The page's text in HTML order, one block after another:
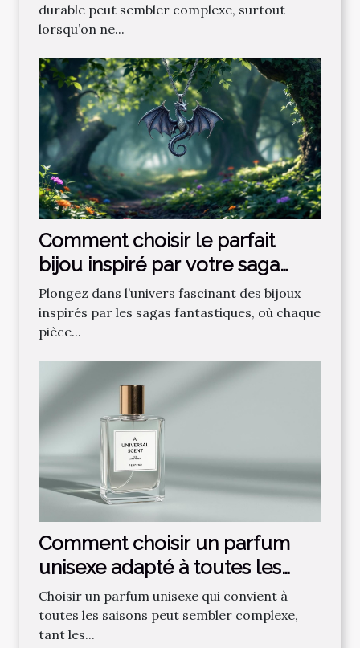
durable peut sembler complexe, surtout
lorsqu’on ne...
Comment choisir le parfait
bijou inspiré par votre saga
fantastique préférée ?
Plongez dans l’univers fascinant des bijoux
inspirés par les sagas fantastiques, où chaque
pièce...
Comment choisir un parfum
unisexe adapté à toutes les
saisons ?
Choisir un parfum unisexe qui convient à
toutes les saisons peut sembler complexe,
tant les...